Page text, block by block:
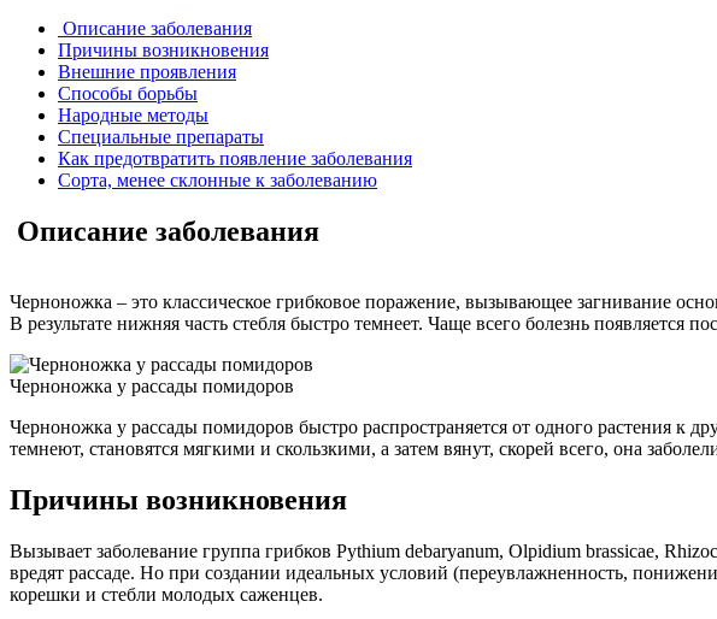
Описание заболевания
Причины возникновения
Внешние проявления
Способы борьбы
Народные методы
Специальные препараты
Как предотвратить появление заболевания
Сорта, менее склонные к заболеванию
Описание заболевания
Черноножка – это классическое грибковое поражение, вызывающее загнивание
В результате нижняя часть стебля быстро темнеет. Чаще всего болезнь появляется
Черноножка у рассады помидоров
Черноножка у рассады помидоров быстро распространяется от одного растения
темнеют, становятся мягкими и скользкими, а затем вянут, скорей всего, она
Причины возникновения
Вызывает заболевание группа грибков Pythium debaryanum, Olpidium brassicae,
вредят рассаде. Но при создании идеальных условий (переувлажненность,
корешки и стебли молодых саженцев.